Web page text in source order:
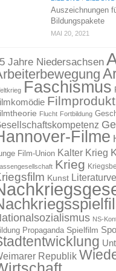
Auszeichnungen
Bildungspakete
MAI 20, 2021
Jahre Niedersachsen
Faschismus
Flucht Fortbildung
Filme
Film-Union Kalter Krieg
Krieg
Kunst
NS-
Propaganda Spielfilm
Republik